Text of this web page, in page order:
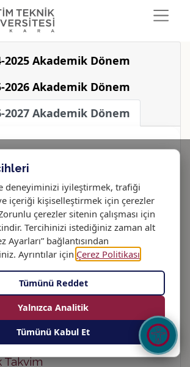
2025 Akademik Dönem
2026 Akademik Dönem
2027 Akademik Dönem
EĞITIM · AKADEMIK
2027 Enstitü
Takvimi
Üniversitesi · Ankara·
Bahar Dönemi
(Yüksek Lisans / Doktora)
Takvim
deneyiminizi iyileştirmek, trafiği
içeriği kişiselleştirmek için çerezler
çerezler sitenin çalışması için
Tercihinizi istediğiniz zaman alt
Ayarları” bağlantısından
Ayrıntılar için Çerez Politikası
Tümünü Reddet
Yalnızca Analitik
Tümünü Kabul Et
Metni Büyüt Metni Küçült Okunabilir Yazı Tipi
Satır Yüksekliği Sola Hizala
Sağa Hizala İki Yana Yasla
Yüksek Kontrast Düşük Kontrast
Negatif Kontrast Açık Arka Plan
Sepya Tonu
Bağlantıları Altı Çiz Bağlantıları Başlıkları Vurgula